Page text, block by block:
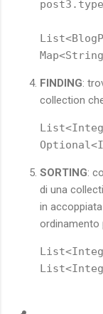
FINDING:
collection
SORTING:
di una
in
ordinamento